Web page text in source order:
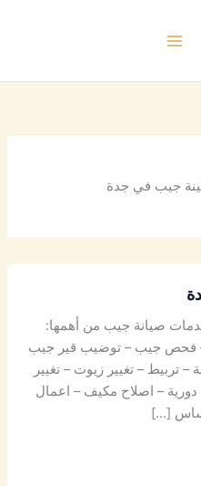
جيب في جدة
صيانة جيب من أهمها:
– فحص جيب – توضيب قير جيب
تربيط – تغيير زيوت – تغيير
– اصلاح مكيف – اعمال
[…]